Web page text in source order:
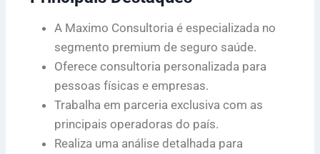
A Maximo Consultoria é especializada no
segmento premium de seguro saúde.
Oferece consultoria personalizada para
pessoas físicas e empresas.
Trabalha em parceria exclusiva com as
principais operadoras do país.
Realiza uma análise detalhada para